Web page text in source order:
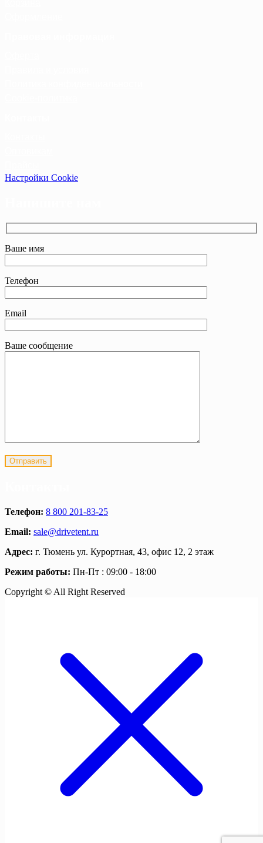
Настройки Cookie
Ваше имя
Телефон
Email
Ваше сообщение
Телефон: 8 800 201-83-25
Email: sale@drivetent.ru
Адрес: г. Тюмень ул. Курортная, 43, офис 12, 2 этаж
Режим работы: Пн-Пт : 09:00 - 18:00
Copyright © All Right Reserved